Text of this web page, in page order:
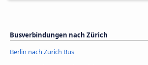
Busverbindungen nach Zürich
Berlin nach Zürich Bus